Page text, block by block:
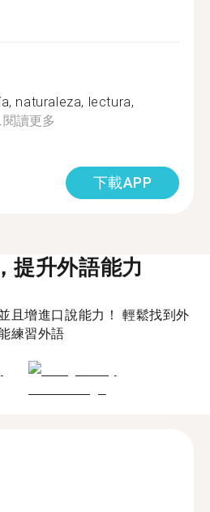
naturaleza, lectura,
閱讀更多
下載APP
提升外語能力
且增進口說能力！ 輕鬆找到外
練習外語